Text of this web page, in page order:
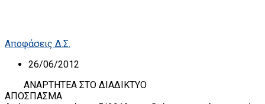
Αποφάσεις Δ.Σ.
26/06/2012
ΑΝΑΡΤΗΤΕΑ ΣΤΟ ΔΙΑΔΙΚΤΥΟ
ΑΠΟΣΠΑΣΜΑ